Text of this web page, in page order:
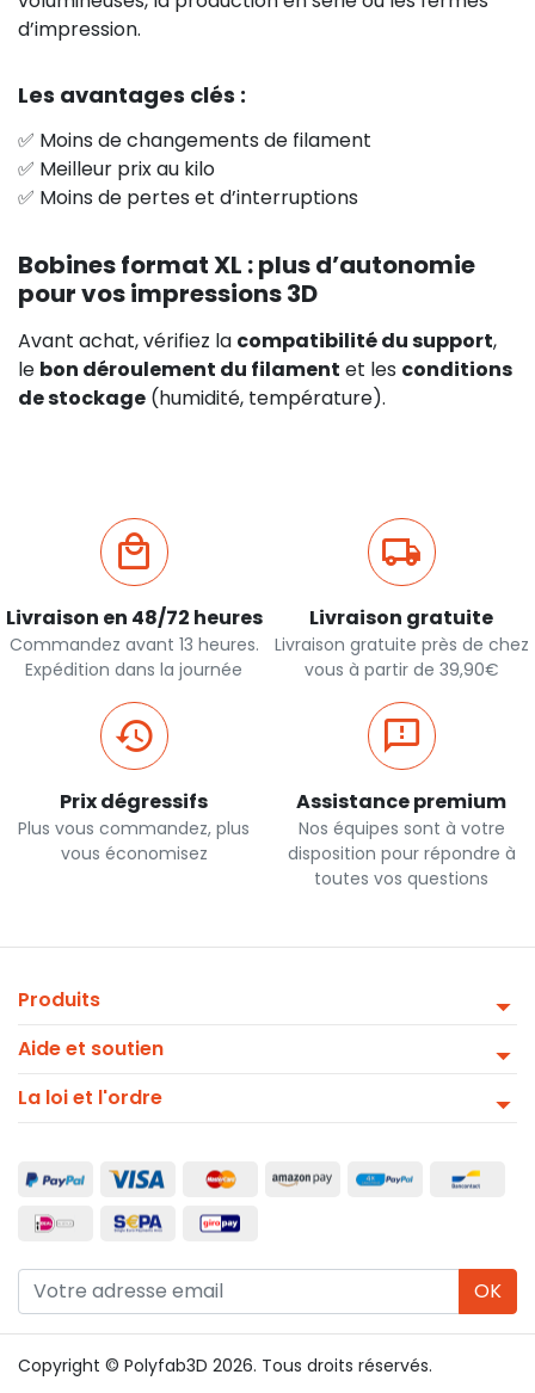
d’impression.
Les avantages clés :
✅ Moins de changements de filament
✅ Meilleur prix au kilo
✅ Moins de pertes et d’interruptions
Bobines format XL : plus d’autonomie
pour vos impressions 3D
Avant achat, vérifiez la compatibilité du support,
le bon déroulement du filament et les conditions
de stockage (humidité, température).
Livraison en 48/72 heures
Commandez avant 13 heures.
Expédition dans la journée
Livraison gratuite
Livraison gratuite près de chez
vous à partir de 39,90€
Prix dégressifs
Plus vous commandez, plus
vous économisez
Assistance premium
Nos équipes sont à votre
disposition pour répondre à
toutes vos questions
Produits
Aide et soutien
La loi et l'ordre
OK
Copyright © Polyfab3D 2026. Tous droits réservés.